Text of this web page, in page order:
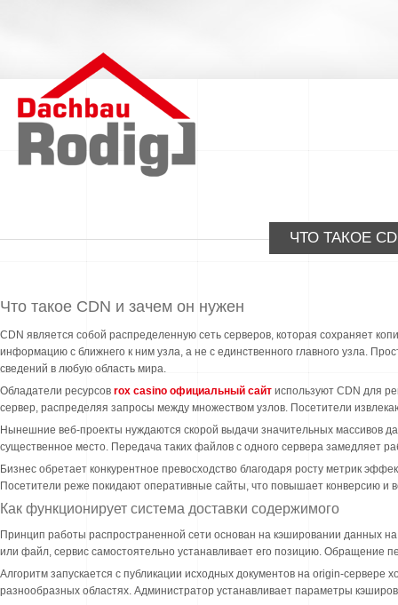
ЧТО ТАКОЕ
Что такое CDN и зачем он нужен
CDN является собой распределенную сеть серверов, которая сохраняет
информацию с ближнего к ним узла, а не с единственного главного узла.
сведений в любую область мира.
Обладатели ресурсов rox casino официальный сайт используют CDN для
сервер, распределяя запросы между множеством узлов. Посетители
Нынешние веб-проекты нуждаются скорой выдачи значительных массивов
существенное место. Передача таких файлов с одного сервера замедляет
Бизнес обретает конкурентное превосходство благодаря росту метрик
Посетители реже покидают оперативные сайты, что повышает конверсию и
Как функционирует система доставки содержимого
Принцип работы распространенной сети основан на кэшировании данных
или файл, сервис самостоятельно устанавливает его позицию. Обращение
Алгоритм запускается с публикации исходных документов на origin-
разнообразных областях. Администратор устанавливает параметры